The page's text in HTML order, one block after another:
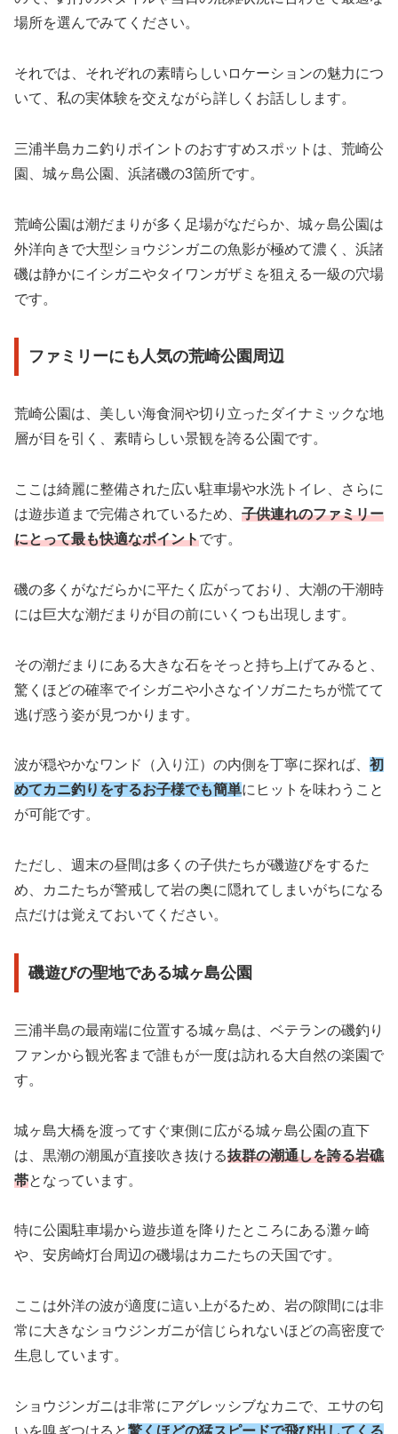
場所を選んでみてください。
それでは、それぞれの素晴らしいロケーションの魅力につ
いて、私の実体験を交えながら詳しくお話しします。
三浦半島カニ釣りポイントのおすすめスポットは、荒崎公
園、城ヶ島公園、浜諸磯の3箇所です。
荒崎公園は潮だまりが多く足場がなだらか、城ヶ島公園は
外洋向きで大型ショウジンガニの魚影が極めて濃く、浜諸
磯は静かにイシガニやタイワンガザミを狙える一級の穴場
です。
ファミリーにも人気の荒崎公園周辺
荒崎公園は、美しい海食洞や切り立ったダイナミックな地
層が目を引く、素晴らしい景観を誇る公園です。
ここは綺麗に整備された広い駐車場や水洗トイレ、さらに
は遊歩道まで完備されているため、 子供連れのファミリー
にとって最も快適なポイントです。
磯の多くがなだらかに平たく広がっており、大潮の干潮時
には巨大な潮だまりが目の前にいくつも出現します。
その潮だまりにある大きな石をそっと持ち上げてみると、
驚くほどの確率でイシガニや小さなイソガニたちが慌てて
逃げ惑う姿が見つかります。
波が穏やかなワンド（入り江）の内側を丁寧に探れば、 初
めてカニ釣りをするお子様でも簡単にヒットを味わうこと
が可能です。
ただし、週末の昼間は多くの子供たちが磯遊びをするた
め、カニたちが警戒して岩の奥に隠れてしまいがちになる
点だけは覚えておいてください。
磯遊びの聖地である城ヶ島公園
三浦半島の最南端に位置する城ヶ島は、ベテランの磯釣り
ファンから観光客まで誰もが一度は訪れる大自然の楽園で
す。
城ヶ島大橋を渡ってすぐ東側に広がる城ヶ島公園の直下
は、黒潮の潮風が直接吹き抜ける抜群の潮通しを誇る岩礁
帯となっています。
特に公園駐車場から遊歩道を降りたところにある灘ヶ崎
や、安房崎灯台周辺の磯場はカニたちの天国です。
ここは外洋の波が適度に這い上がるため、岩の隙間には非
常に大きなショウジンガニが信じられないほどの高密度で
生息しています。
ショウジンガニは非常にアグレッシブなカニで、エサの匂
いを嗅ぎつけると驚くほどの猛スピードで飛び出してくる